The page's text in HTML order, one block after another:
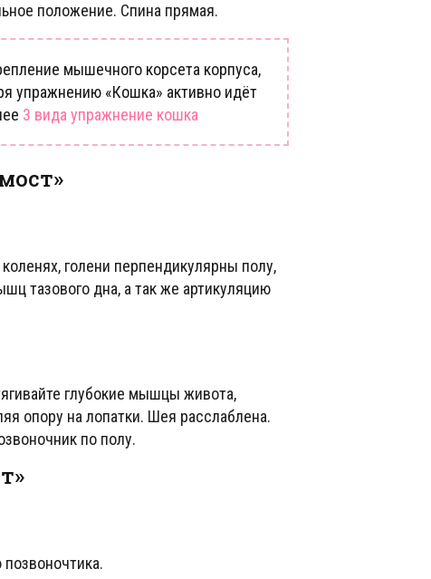
положение. Спина прямая.
мышечного корсета корпуса,
упражнению «Кошка» активно идёт
3 вида упражнение кошка
голени перпендикулярны полу,
тазового дна, а так же артикуляцию
глубокие мышцы живота,
опору на лопатки. Шея расслаблена.
по полу.